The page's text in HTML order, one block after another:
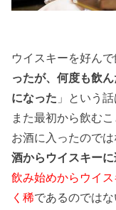
ウイスキーを好ん
ったが、何度も飲
になった 」という
また最初から飲む
お酒に入ったので
酒からウイスキー
飲み始めからウイ
く稀であるのではな